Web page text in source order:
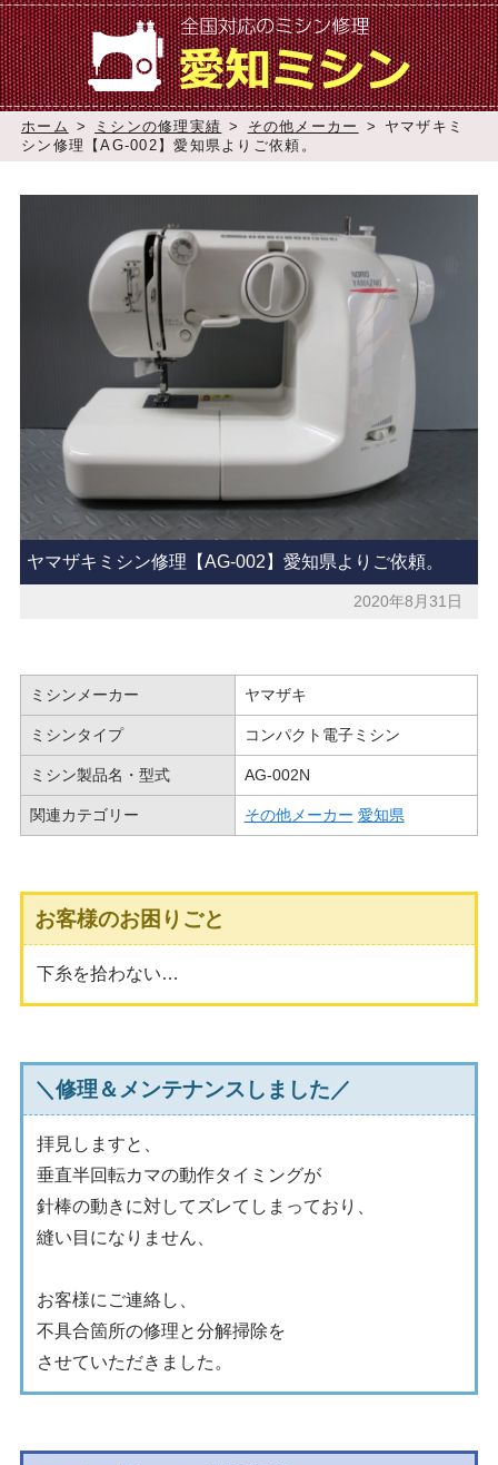
ホーム > ミシンの修理実績 > その他メーカー >
ヤマザキミ
シン修理【AG-002】愛知県よりご依頼。
ヤマザキミシン修理【AG-002】愛知県よりご依頼。
2020年8月31日
ミシンメーカー ヤマザキ
ミシンタイプ コンパクト電子ミシン
ミシン製品名・型式 AG-002N
関連カテゴリー その他メーカー 愛知県
お客様のお困りごと
下糸を拾わない…
＼修理＆メンテナンスしました／
拝見しますと、
垂直半回転カマの動作タイミングが
針棒の動きに対してズレてしまっており、
縫い目になりません、
お客様にご連絡し、
不具合箇所の修理と分解掃除を
させていただきました。